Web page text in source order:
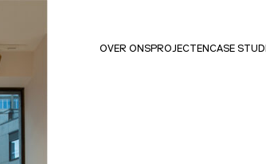
OVER ONSPROJECTENCASE